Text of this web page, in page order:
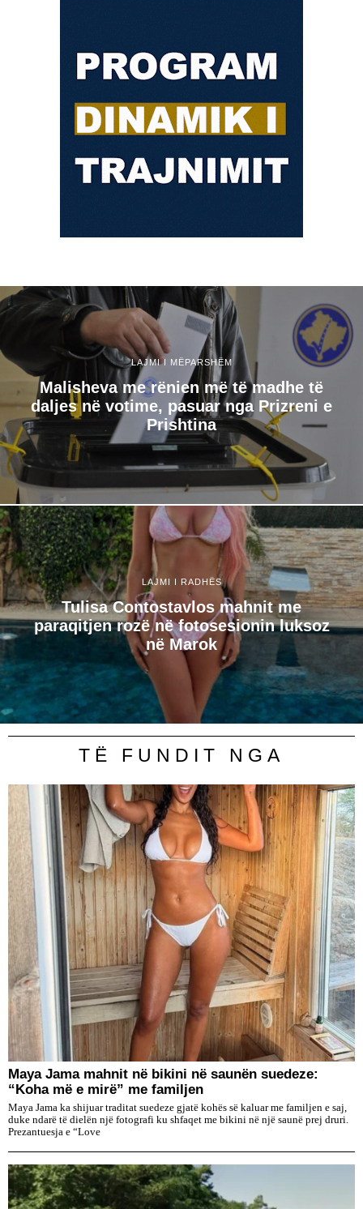
LAJMI I MËPARSHËM
Malisheva me rënien më të madhe të
daljes në votime, pasuar nga Prizreni e
Prishtina
LAJMI I RADHËS
Tulisa Contostavlos mahnit me
paraqitjen rozë në fotosesionin luksoz
në Marok
TË FUNDIT NGA
Maya Jama mahnit në bikini në saunën suedeze:
“Koha më e mirë” me familjen
Maya Jama ka shijuar traditat suedeze gjatë kohës së kaluar me familjen e saj,
duke ndarë të dielën një fotografi ku shfaqet me bikini në një saunë prej druri.
Prezantuesja e “Love